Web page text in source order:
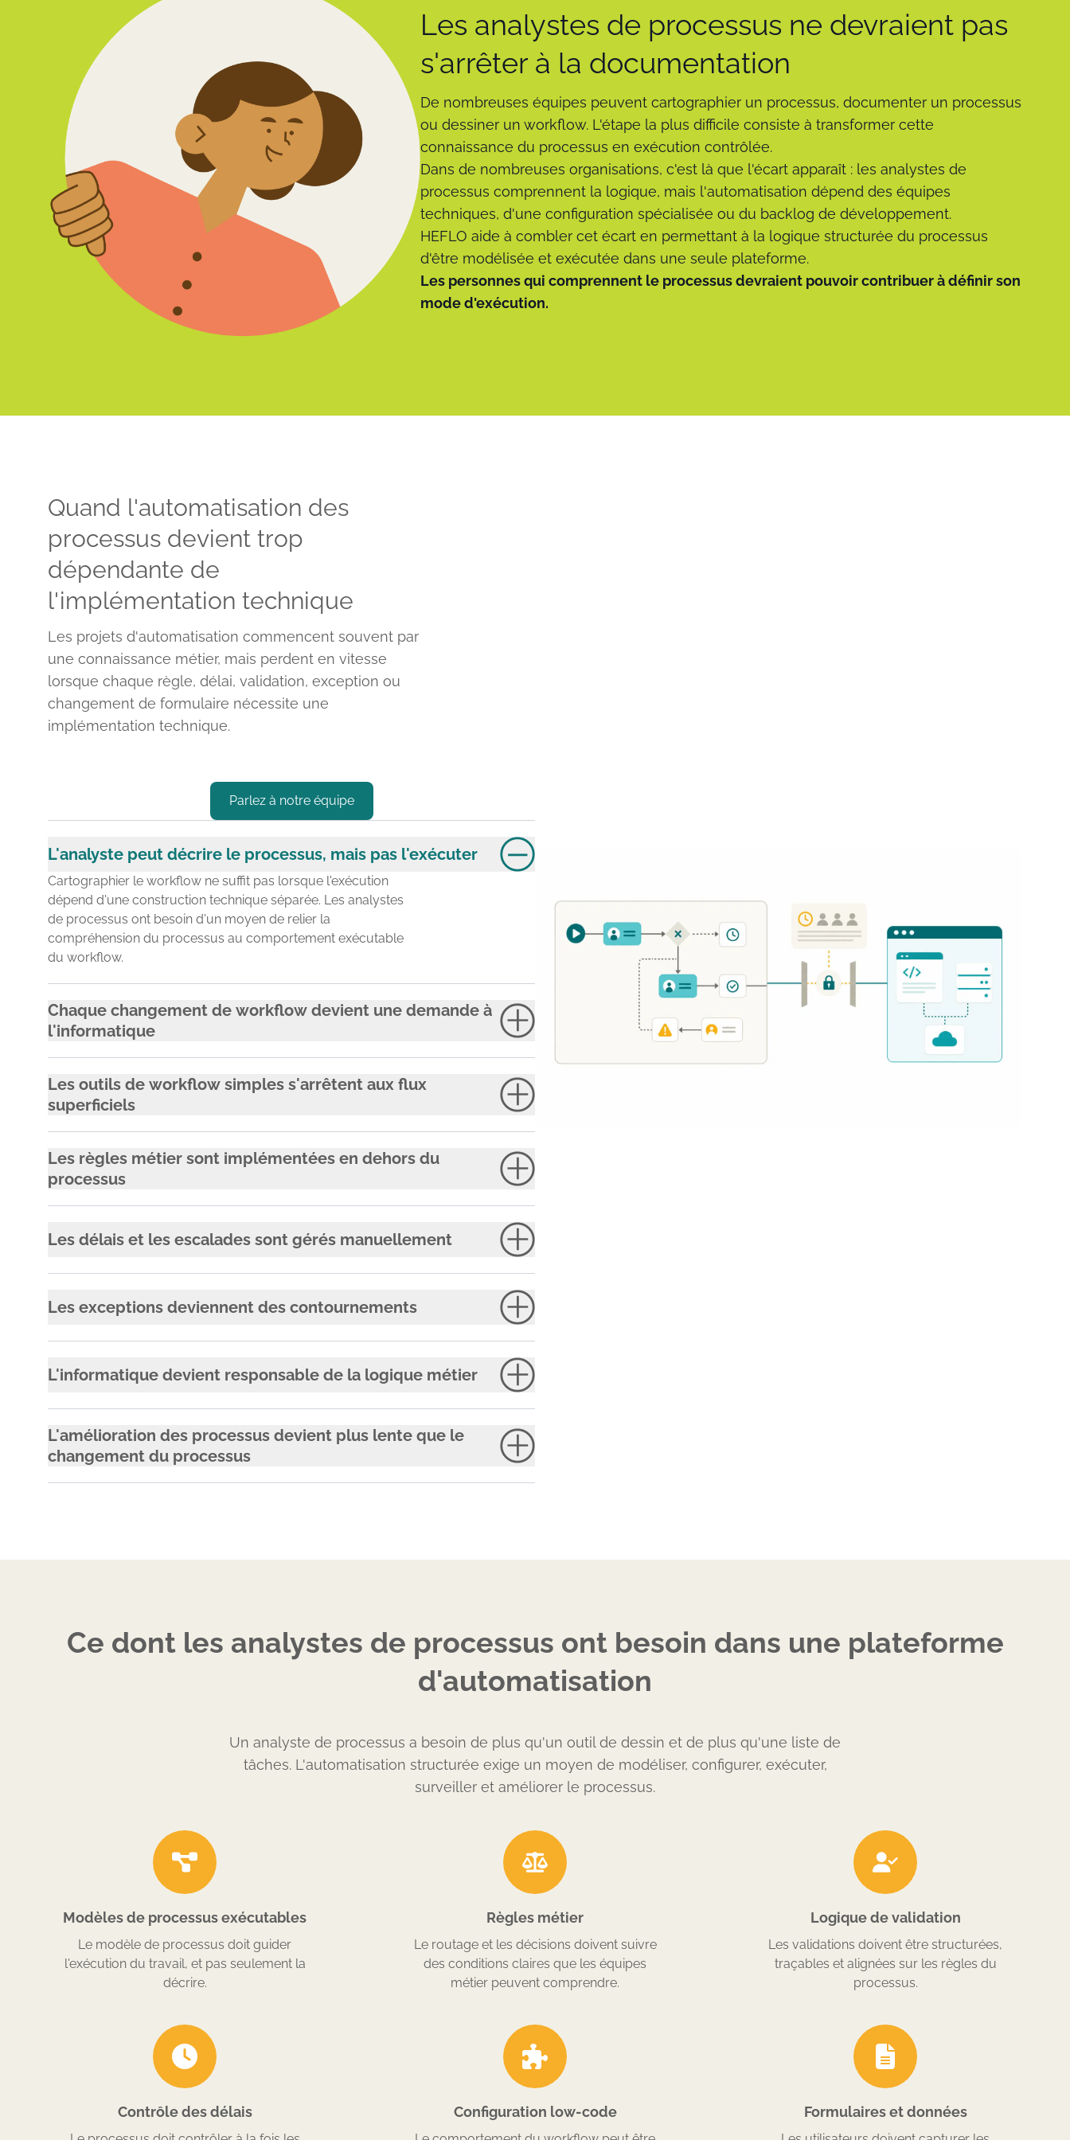
Les analystes de processus ne devraient pas
s'arrêter à la documentation
De nombreuses équipes peuvent cartographier un processus, documenter un processus
ou dessiner un workflow. L'étape la plus difficile consiste à transformer cette
connaissance du processus en exécution contrôlée.
Dans de nombreuses organisations, c'est là que l'écart apparaît : les analystes de
processus comprennent la logique, mais l'automatisation dépend des équipes
techniques, d'une configuration spécialisée ou du backlog de développement.
HEFLO aide à combler cet écart en permettant à la logique structurée du processus
d'être modélisée et exécutée dans une seule plateforme.
Les personnes qui comprennent le processus devraient pouvoir contribuer à définir son
mode d'exécution.
Quand l'automatisation des
processus devient trop
dépendante de
l'implémentation technique
Les projets d'automatisation commencent souvent par
une connaissance métier, mais perdent en vitesse
lorsque chaque règle, délai, validation, exception ou
changement de formulaire nécessite une
implémentation technique.
Parlez à notre équipe
L'analyste peut décrire le processus, mais pas l'exécuter
Cartographier le workflow ne suffit pas lorsque l'exécution
dépend d'une construction technique séparée. Les analystes
de processus ont besoin d'un moyen de relier la
compréhension du processus au comportement exécutable
du workflow.
Chaque changement de workflow devient une demande à
l'informatique
Les outils de workflow simples s'arrêtent aux flux
superficiels
Les règles métier sont implémentées en dehors du
processus
Les délais et les escalades sont gérés manuellement
Les exceptions deviennent des contournements
L'informatique devient responsable de la logique métier
L'amélioration des processus devient plus lente que le
changement du processus
Ce dont les analystes de processus ont besoin dans une plateforme
d'automatisation
Un analyste de processus a besoin de plus qu'un outil de dessin et de plus qu'une liste de
tâches. L'automatisation structurée exige un moyen de modéliser, configurer, exécuter,
surveiller et améliorer le processus.
Modèles de processus exécutables
Le modèle de processus doit guider
l'exécution du travail, et pas seulement la
décrire.
Règles métier
Le routage et les décisions doivent suivre
des conditions claires que les équipes
métier peuvent comprendre.
Logique de validation
Les validations doivent être structurées,
traçables et alignées sur les règles du
processus.
Contrôle des délais Configuration low-code Formulaires et données